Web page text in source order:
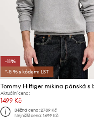
-11%
*-5 % s kódem: LST
Aktuální cena:
1499 Kč
Běžná cena: 2789 Kč
Nejnižší cena: 1699 Kč